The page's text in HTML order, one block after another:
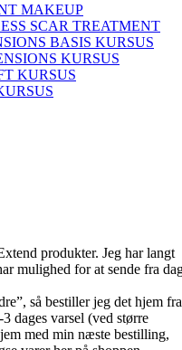
MAKEUP
SCAR TREATMENT
BASIS KURSUS
KURSUS
KURSUS
produkter. Jeg har langt
mulighed for at sende fra
så bestiller jeg det hjem fra
dages varsel (ved større
med min næste bestilling,